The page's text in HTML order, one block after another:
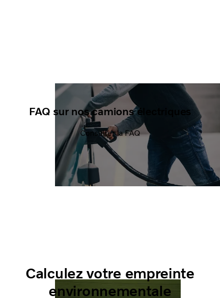
FAQ sur nos camions électriques
Consulter la FAQ
Calculez votre empreinte
environnementale